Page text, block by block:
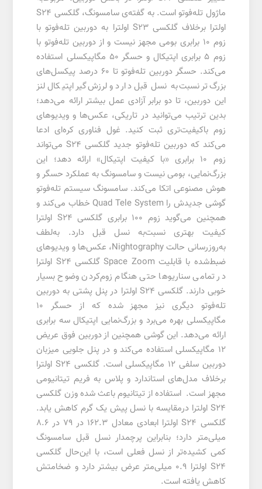
ماژول تله‌فوتو است. به گفته‌ی سامسونگ، گلکسی S24
اولترا برخلاف گلکسی S23 اولترا به دوربین تله‌فوتو با
زوم 10 برابری بومی مجهز نیست و از دوربین تله‌فوتو با
زوم 5 برابری اپتیکال و حسگر 50 مگاپیکسلی استفاده
می‌کند. حسگر دوربین تله‌فوتو تا 60 درصد پیکسل‌های
بزرگ‌تر نسبت‌به نسل قبل دارد و لرزش‌گیر اپتیکال لنز
این دوربین، تا دو برابر آزادی عمل بیشتر ارائه می‌دهد؛
بدین ترتیب می‌توانید در تاریکی، عکس‌ها و ویدیوهای
زوم باکیفیت‌تری ثبت کنید. غول فناوری کره‌ای ادعا
می‌کند که دوربین تله‌فوتو جدید گلکسی S24 می‌تواند
زوم 10 برابری «با کیفیت اپتیکال» ارائه دهد؛ این
بزرگ‌نمایی، بومی نیست و سامسونگ به عملکرد حسگر و
هوش مصنوعی اتکا می‌کند. سامسونگ سیستم تله‌فوتو
گوشی جدیدش را Quad Tele System خطاب می‌کند و
همچنین می‌گوید زوم 100 برابری گلکسی S24 اولترا
کیفیت بهتری نسبت‌به نسل قبل دارد. به‌لطف
به‌روزرسانی حالت Nightography، عکس‌ها و ویدیوهای
ضبط‌شده با قابلیت Space Zoom گلکسی S24 اولترا
در تمامی سناریوها حتی هنگام زوم‌کردن وضوح بسیار
خوبی دارند. گلکسی S24 اولترا در پنل پشتی به دوربین
تله‌فوتو دیگری نیز مجهز شده که از حسگر 10
مگاپیکسلی بهره می‌برد و بزرگ‌نمایی اپتیکال سه برابری
ارائه می‌دهد. این گوشی همچنین از دوربین فوق عریض
12 مگاپیکسلی استفاده می‌کند و در پنل جلویی میزبان
دوربین سلفی 12 مگاپیکسلی است. گلکسی S24 اولترا
برخلاف مدل‌های استاندارد و پلاس به فریم تیتانیومی
مجهز است. استفاده از تیتانیوم باعث شده وزن گلکسی
S24 اولترا درمقایسه با نسل پیش یک گرم کاهش یابد.
گلکسی S24 اولترا ابعادی معادل 162.3 در 79 در 8.6
میلی‌متر دارد؛ بنابراین پرچمدار نسل قبل سامسونگ
کمی کشیده‌تر از نسل فعلی است، با این‌حال گلکسی
S24 اولترا 0.9 میلی‌متر عرض بیشتر دارد و ضخامتش
کاهش یافته است.